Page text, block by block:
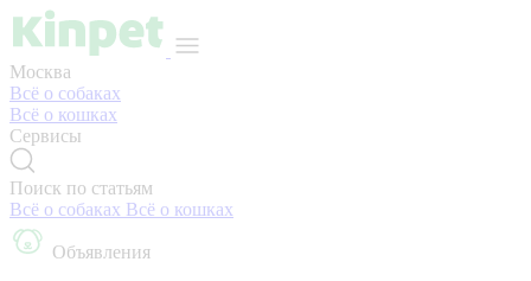
Москва
Всё о собаках
Всё о кошках
Сервисы
Поиск по статьям
Всё о собаках Всё о кошках
Объявления